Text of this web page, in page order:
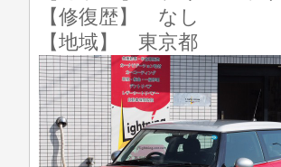
【修復歴】 なし
【地域】 東京都